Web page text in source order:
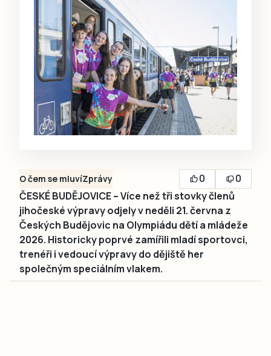
O čem se mluvíZprávy 0
0
ČESKÉ BUDĚJOVICE – Více než tři stovky členů
jihočeské výpravy odjely v neděli 21. června z
Českých Budějovic na Olympiádu dětí a mládeže
2026. Historicky poprvé zamířili mladí sportovci,
trenéři i vedoucí výpravy do dějiště her
společným speciálním vlakem.